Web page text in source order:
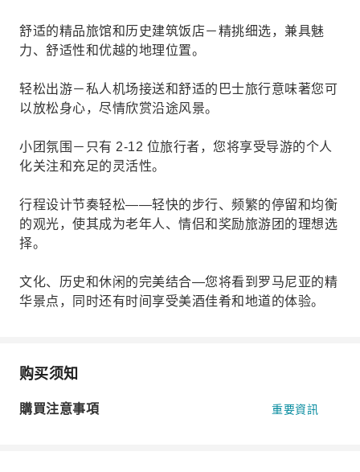
舒适的精品旅馆和历史建筑饭店－精挑细选，兼具魅
力、舒适性和优越的地理位置。
轻松出游－私人机场接送和舒适的巴士旅行意味著您可
以放松身心，尽情欣赏沿途风景。
小团氛围－只有 2-12 位旅行者，您将享受导游的个人
化关注和充足的灵活性。
行程设计节奏轻松——轻快的步行、频繁的停留和均衡
的观光，使其成为老年人、情侣和奖励旅游团的理想选
择。
文化、历史和休闲的完美结合—您将看到罗马尼亚的精
华景点，同时还有时间享受美酒佳肴和地道的体验。
购买须知
購買注意事項 重要資訊